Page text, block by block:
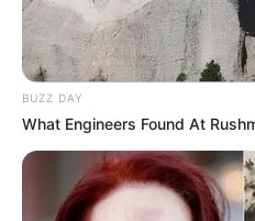
BUZZ DAY
What Engineers Found At